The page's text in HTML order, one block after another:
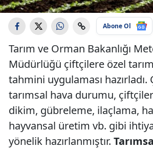
Abone Ol
Tarım ve Orman Bakanlığı
Müdürlüğü çiftçilere özel
tahmini uygulaması hazırladı.
tarımsal hava durumu,
dikim, gübreleme, ilaçlama,
hayvansal üretim vb. gibi
yönelik hazırlanmıştır.